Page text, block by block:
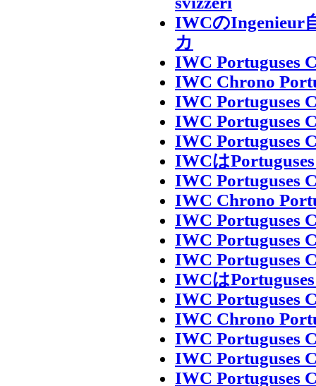
IWCのIngenieur
カ
IWC Portuguses
IWC Chrono
IWC Portuguses
IWC Portuguses
IWC Portuguses
IWCは
IWC Portuguses
IWC Chrono
IWC Portuguses
IWC Portuguses
IWC Portuguses
IWCは
IWC Portuguses
IWC Chrono
IWC Portuguses
IWC Portuguses
IWC Portuguses